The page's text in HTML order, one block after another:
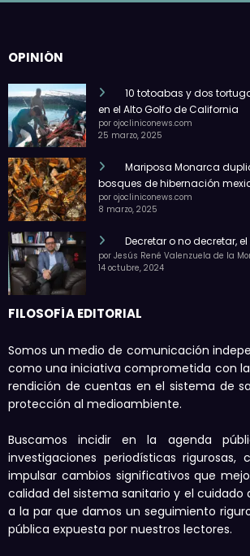
OPINIÓN
10 totoabas y dos
en el Alto Golfo de California
por ojocliniconews.com
25 marzo, 2025
Mariposa Monarca
bosques de hibernación
por ojocliniconews.com
8 marzo, 2025
Decretar o no decretar,
por Jesús René Valenzuela de la
14 octubre, 2024
FILOSOFÍA EDITORIAL
Somos un medio de comunicación
como una iniciativa comprometida con
rendición de cuentas en el sistema de
protección al medioambiente.
Buscamos incidir en la agenda
investigaciones periodísticas rigurosas,
impulsar cambios significativos que
calidad del sistema sanitario y el cuidado
a la par que damos un seguimiento
pública expuesta por nuestros lectores.